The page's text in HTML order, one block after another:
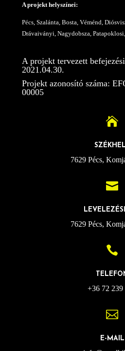
A projekt helyszínei:
Pécs, Szalánta, Bosta, Véménd,
Drávaiványi, Nagydobsza,
A projekt tervezett
2021.04.30.
Projekt azonosító száma:
00005

7629 Pécs,

7629 Pécs,

+36 72 239

E-MAIL